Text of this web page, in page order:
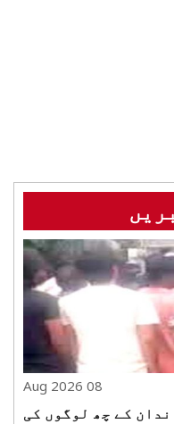
08 Aug 2026
کے چھ لوگوں کی